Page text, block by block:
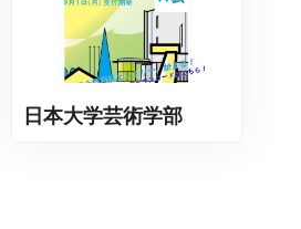
日本大学芸術学部